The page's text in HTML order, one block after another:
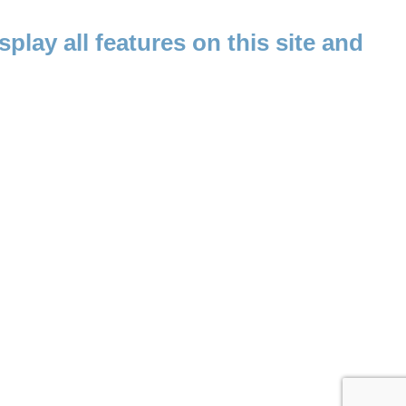
all features on this site and